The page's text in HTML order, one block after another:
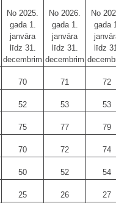
No 2025.
gada 1.
janvāra
līdz 31.
decembrim
No 2026.
gada 1.
janvāra
līdz 31.
decembrim
No
gada
līdz
70 71 72
52 53 53
75 77 79
70 72 74
50 52 54
25 26
27